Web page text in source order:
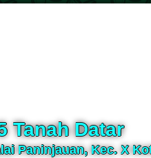
Tanah Datar
Paninjauan, Kec. X